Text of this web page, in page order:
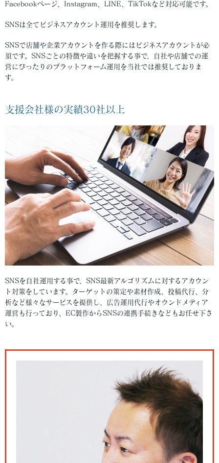
Facebookページ、Instagram、LINE、TikTokなど対応可能です。
SNSは全てビジネスアカウント運用を推奨します。
SNSで店舗や企業アカウントを作る際にはビジネスアカウントが必
須です。SNSごとの特徴や違いを把握する事で、自社や店舗での運
営にぴったりのプラットフォーム運用を当社では推奨しておりま
す。
支援会社様の実績30社以上
SNSを自社運用する事で、SNS最新アルゴリズムに対するアカウン
ト対策をしています。ターゲットの策定や素材作成、投稿代行、分
析など様々なサービスを提供し、広告運用代行やオウンドメディア
運営も行っており、EC製作からSNSの連携手続きなどもお任せ下さ
い。